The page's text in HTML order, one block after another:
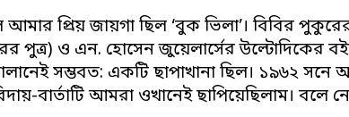
প্রিয় জায়গা ছিল ‘বুক ভিলা’। বিবির
পুত্র) ও এন. হোসেন জুয়েলার্সের উল্টোদিকের
সম্ভবত: একটি ছাপাখানা ছিল। ১৯৬২
বার্তাটি আমরা ওখানেই ছাপিয়েছিলাম। বলে